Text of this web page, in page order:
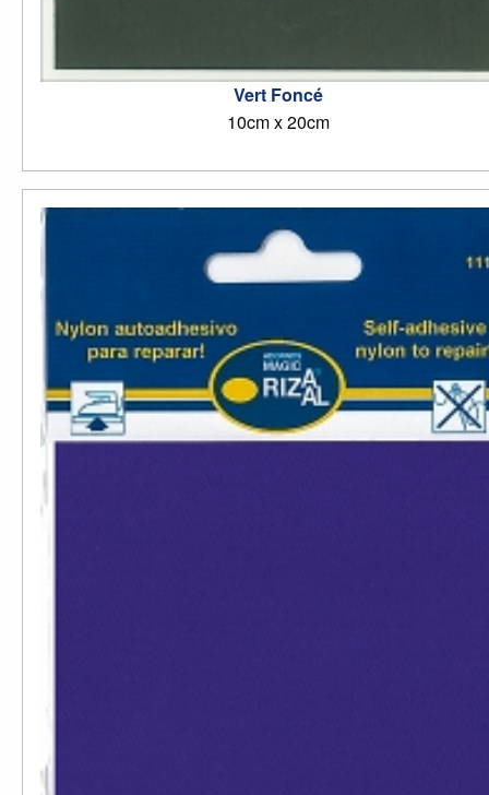
Vert Foncé
10cm x 20cm